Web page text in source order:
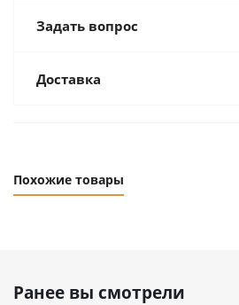
Задать вопрос
Доставка
Похожие товары
Ранее вы смотрели